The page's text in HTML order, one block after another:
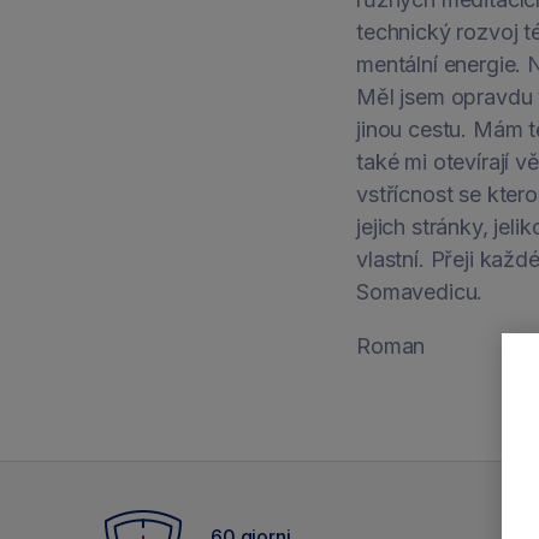
technický rozvoj
mentální energie.
Měl jsem
jinou cestu. Mám
také mi otevírají
vstřícnost se
jejich stránky,
vlastní. Přeji
Somavedicu.
Roman